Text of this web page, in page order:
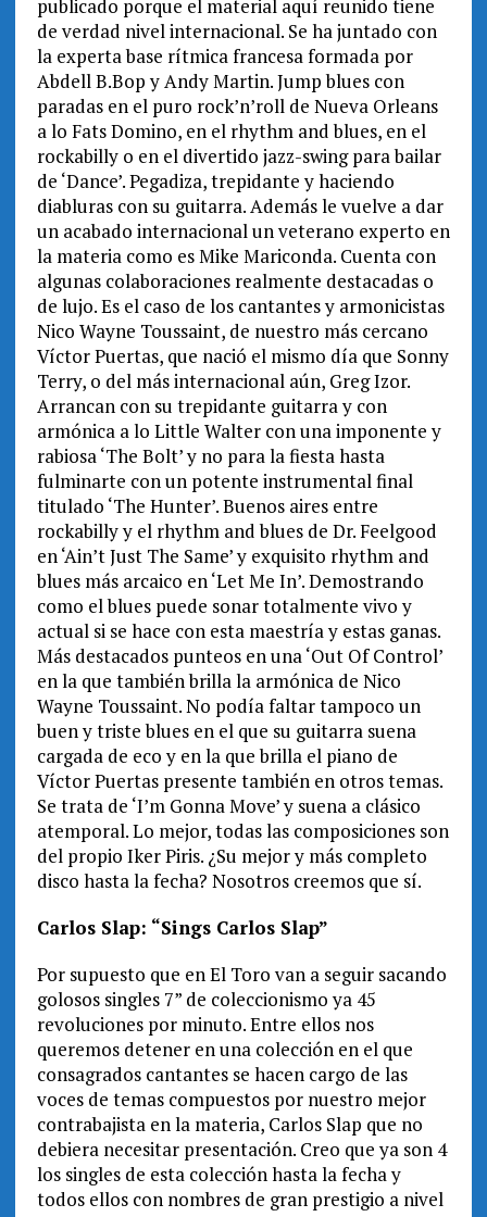
publicado porque el material aquí reunido tiene
de verdad nivel internacional. Se ha juntado con
la experta base rítmica francesa formada por
Abdell B.Bop y Andy Martin. Jump blues con
paradas en el puro rock’n’roll de Nueva Orleans
a lo Fats Domino, en el rhythm and blues, en el
rockabilly o en el divertido jazz-swing para bailar
de ‘Dance’. Pegadiza, trepidante y haciendo
diabluras con su guitarra. Además le vuelve a dar
un acabado internacional un veterano experto en
la materia como es Mike Mariconda. Cuenta con
algunas colaboraciones realmente destacadas o
de lujo. Es el caso de los cantantes y armonicistas
Nico Wayne Toussaint, de nuestro más cercano
Víctor Puertas, que nació el mismo día que Sonny
Terry, o del más internacional aún, Greg Izor.
Arrancan con su trepidante guitarra y con
armónica a lo Little Walter con una imponente y
rabiosa ‘The Bolt’ y no para la fiesta hasta
fulminarte con un potente instrumental final
titulado ‘The Hunter’. Buenos aires entre
rockabilly y el rhythm and blues de Dr. Feelgood
en ‘Ain’t Just The Same’ y exquisito rhythm and
blues más arcaico en ‘Let Me In’. Demostrando
como el blues puede sonar totalmente vivo y
actual si se hace con esta maestría y estas ganas.
Más destacados punteos en una ‘Out Of Control’
en la que también brilla la armónica de Nico
Wayne Toussaint. No podía faltar tampoco un
buen y triste blues en el que su guitarra suena
cargada de eco y en la que brilla el piano de
Víctor Puertas presente también en otros temas.
Se trata de ‘I’m Gonna Move’ y suena a clásico
atemporal. Lo mejor, todas las composiciones son
del propio Iker Piris. ¿Su mejor y más completo
disco hasta la fecha? Nosotros creemos que sí.
Carlos Slap: “Sings Carlos Slap”
Por supuesto que en El Toro van a seguir sacando
golosos singles 7” de coleccionismo ya 45
revoluciones por minuto. Entre ellos nos
queremos detener en una colección en el que
consagrados cantantes se hacen cargo de las
voces de temas compuestos por nuestro mejor
contrabajista en la materia, Carlos Slap que no
debiera necesitar presentación. Creo que ya son 4
los singles de esta colección hasta la fecha y
todos ellos con nombres de gran prestigio a nivel